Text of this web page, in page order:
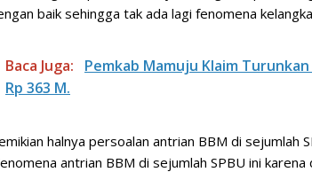
baik sehingga tak ada lagi fenomena
Baca Juga:
Pemkab Mamuju Klaim
Rp 363 M.
halnya persoalan antrian BBM di sejumlah
antrian BBM di sejumlah SPBU ini